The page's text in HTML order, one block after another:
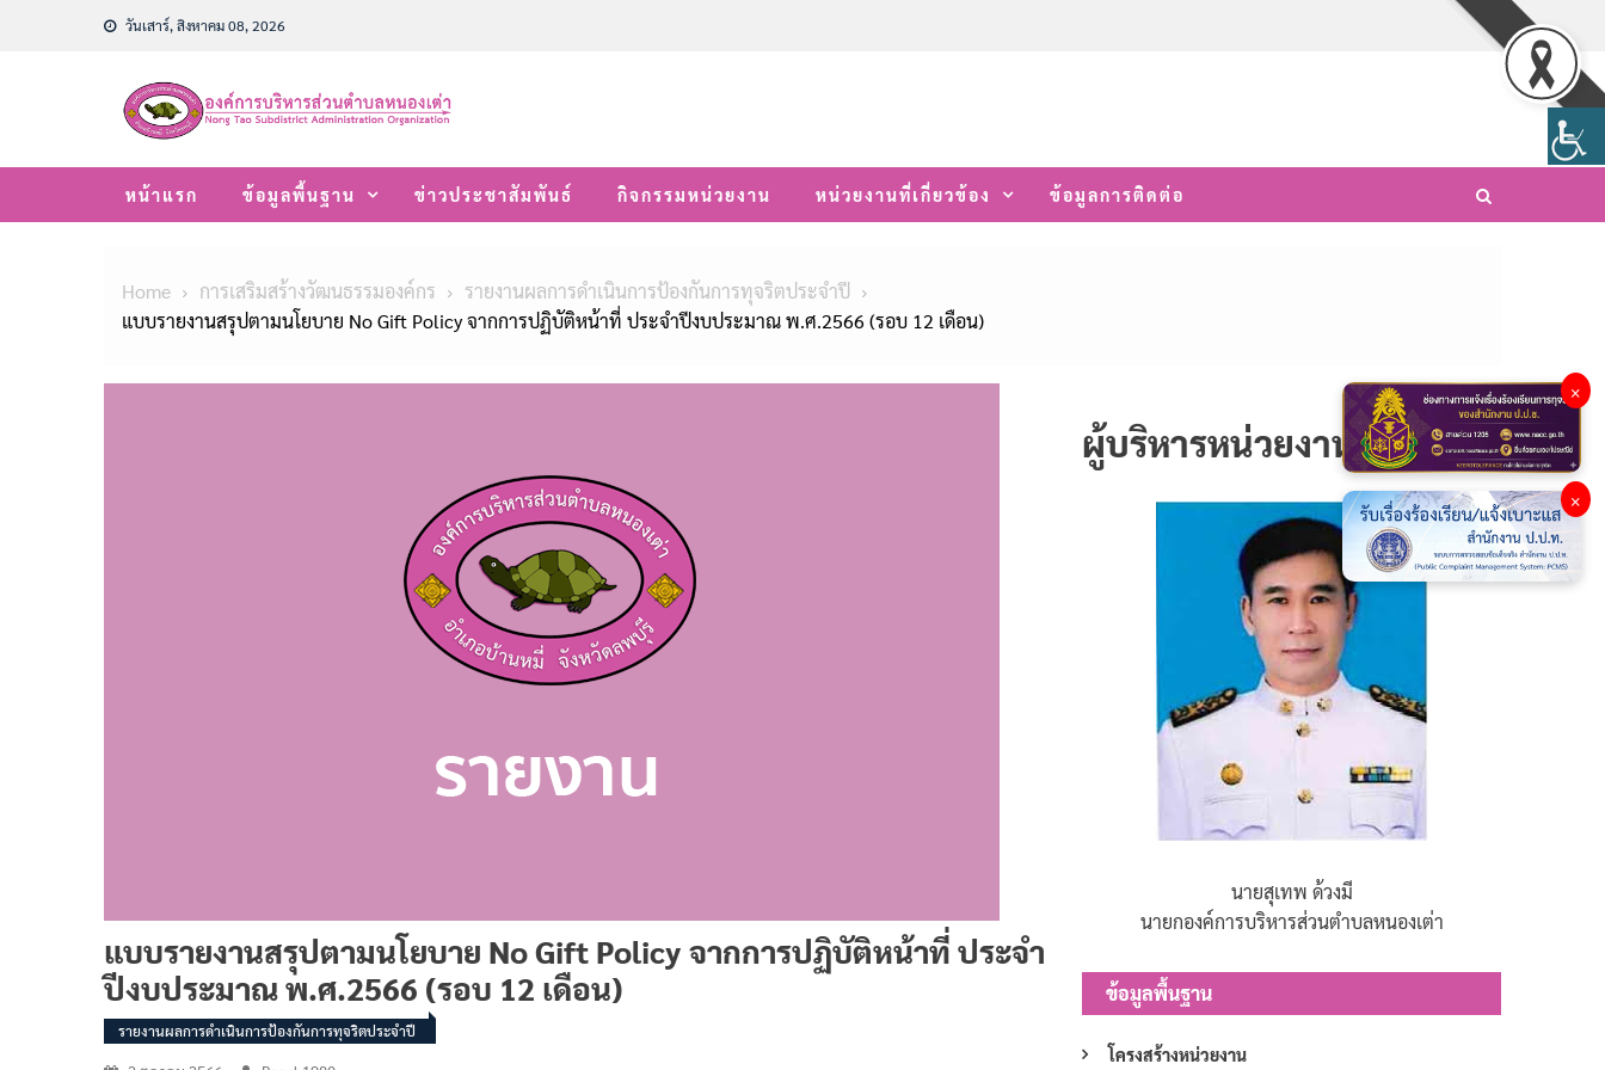
วันเสาร์, สิงหาคม 08, 2026
หน้าแรก ข้อมูลพื้นฐาน ข่าวประชาสัมพันธ์ กิจกรรมหน่วยงาน หน่วยงานที่เกี่ยวข้อง ข้อมูลการติดต่อ
Home การเสริมสร้างวัฒนธรรมองค์กร
รายงานผลการดำเนินการป้องกันการทุจริตประจำปี
แบบรายงานสรุปตามนโยบาย No Gift Policy จากการปฏิบัติหน้าที่ ประจำปีงบประมาณ พ.ศ.2566 (รอบ 12 เดือน)
แบบรายงานสรุปตามนโยบาย No Gift Policy จากการปฏิบัติหน้าที่ ประจำ
ปีงบประมาณ พ.ศ.2566 (รอบ 12 เดือน)
รายงานผลการดำเนินการป้องกันการทุจริตประจำปี
ผู้บริหารหน่วยงาน
นายสุเทพ ด้วงมี
นายกองค์การบริหารส่วนตำบลหนองเต่า
ข้อมูลพื้นฐาน
โครงสร้างหน่วยงาน
×
×